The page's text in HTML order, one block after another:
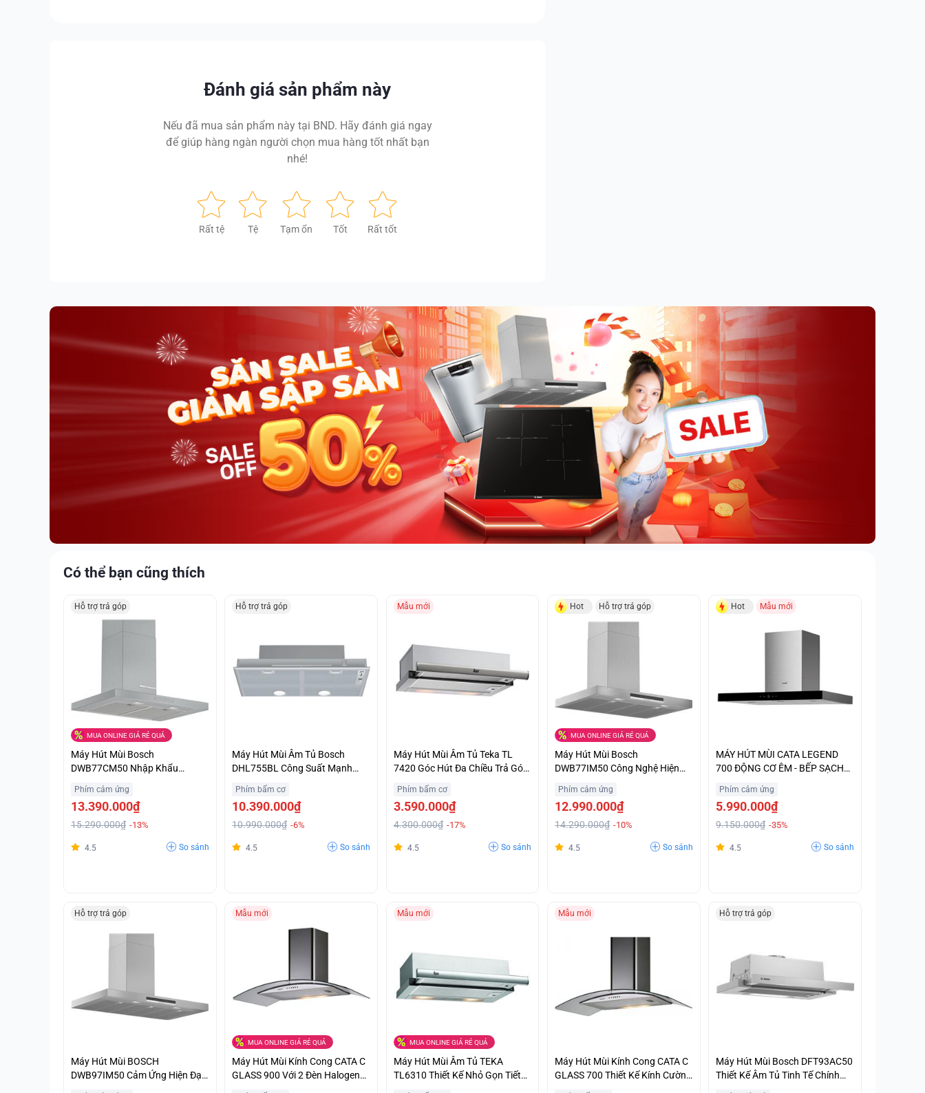
Đánh giá sản phẩm này
Nếu đã mua sản phẩm này tại BND. Hãy đánh giá ngay
để giúp hàng ngàn người chọn mua hàng tốt nhất bạn
nhé!
Rất tệ Tệ Tạm ổn Tốt Rất tốt
Có thể bạn cũng thích
Hỗ trợ trả góp
MUA ONLINE GIÁ RẺ QUÁ
Máy Hút Mùi Bosch
DWB77CM50 Nhập Khẩu
Tốt Hỗ Trợ Trả Góp
Phím cảm ứng
13.390.000₫
15.290.000₫ -13%
4.5 So sánh
Hỗ trợ trả góp
Máy Hút Mùi Âm Tủ Bosch
DHL755BL Công Suất Mạnh
Phím bấm cơ
10.390.000₫
10.990.000₫ -6%
4.5 So sánh
Mẫu mới
Máy Hút Mùi Âm Tủ Teka TL
7420 Góc Hút Đa Chiều Trả Góp
Phím bấm cơ
3.590.000₫
4.300.000₫ -17%
4.5 So sánh
Hot Hỗ trợ trả góp
MUA ONLINE GIÁ RẺ QUÁ
Máy Hút Mùi Bosch
DWB77IM50 Công Nghệ Hiện
Phím cảm ứng
12.990.000₫
14.290.000₫ -10%
4.5 So sánh
Hot Mẫu mới
MÁY HÚT MÙI CATA LEGEND
700 ĐỘNG CƠ ÊM - BẾP SẠCH
Phím cảm ứng
5.990.000₫
9.150.000₫ -35%
4.5 So sánh
Hỗ trợ trả góp
Máy Hút Mùi BOSCH
DWB97IM50 Cảm Ứng Hiện Đại
Mẫu mới
MUA ONLINE GIÁ RẺ QUÁ
Máy Hút Mùi Kính Cong CATA C
GLASS 900 Với 2 Đèn Halogen
Mẫu mới
MUA ONLINE GIÁ RẺ QUÁ
Máy Hút Mùi Âm Tủ TEKA
TL6310 Thiết Kế Nhỏ Gọn Tiết
Mẫu mới
Máy Hút Mùi Kính Cong CATA C
GLASS 700 Thiết Kế Kính Cường
Hỗ trợ trả góp
Máy Hút Mùi Bosch DFT93AC50
Thiết Kế Âm Tủ Tinh Tế Chính